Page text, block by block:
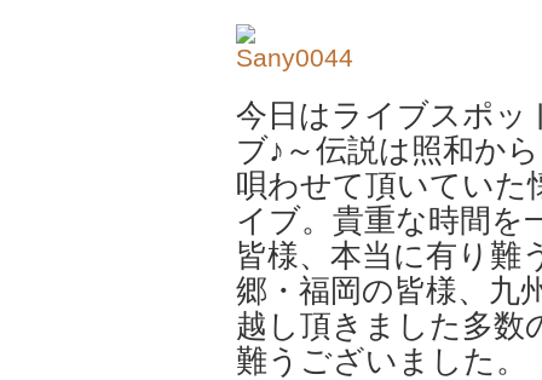
今日はライブスポッ
ブ♪～伝説は照和か
唄わせて頂いていた
イブ。貴重な時間を
皆様、本当に有り難
郷・福岡の皆様、九
越し頂きました多数
難うございました。